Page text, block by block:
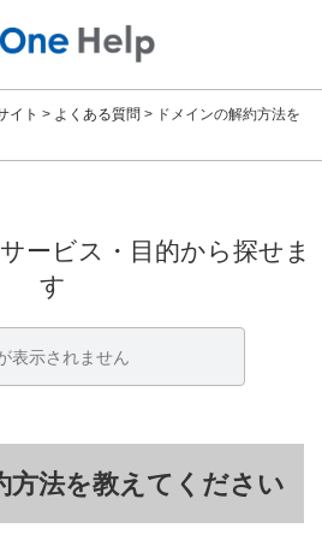
イト > よくある質問 > ドメインの解約方法を
ービス・目的から探せま
す
方法を教えてください